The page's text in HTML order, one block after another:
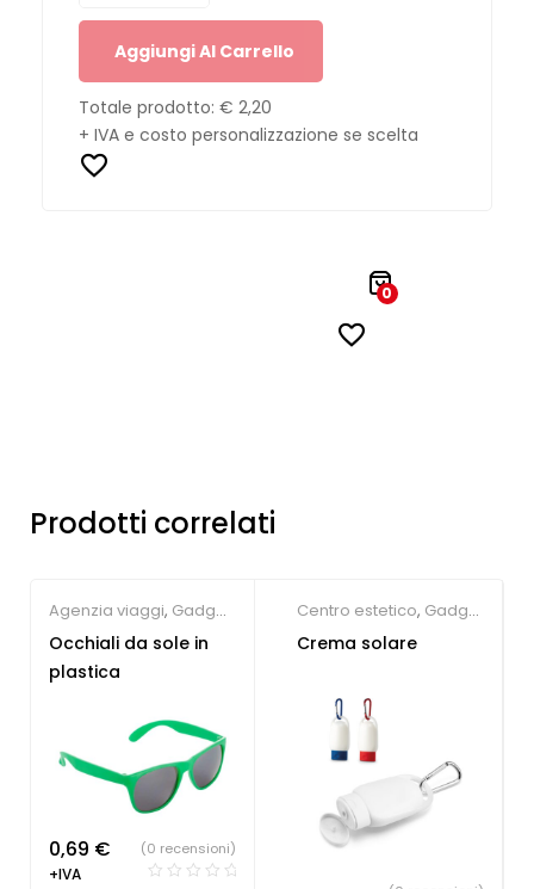
Aggiungi Al Carrello
Totale prodotto: € 2,20
+ IVA e costo personalizzazione se scelta
0
Prodotti correlati
Agenzia viaggi, Gadget
Estate,Gadget per la
persona
Sportive
Occhiali da sole in
plastica
0,69 €
+IVA
(0 recensioni)
Centro estetico, Gadget
Estate
Crema solare